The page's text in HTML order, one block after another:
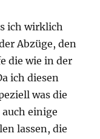
ich wirklich
Abzüge, den
die wie in der
ich diesen
was die
einige
lassen, die